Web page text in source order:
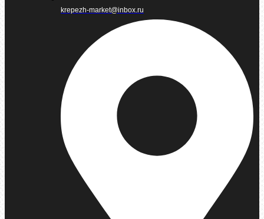
krepezh-market@inbox.ru